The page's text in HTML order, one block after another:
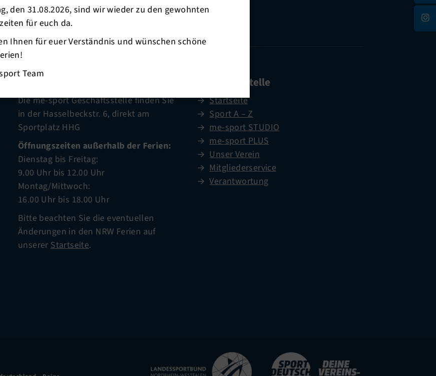
Die me-sport Geschäftsstelle finden Sie
in der Hasselbeckstr. 6, direkt am
Sportplatz HHG
Öffnungszeiten außerhalb der Ferien:
Dienstag bis Freitag:
9.00 Uhr bis 12.00 Uhr
Montag/Mittwoch:
16.00 Uhr bis 18.00 Uhr
Bitte beachten Sie die eventuellen
Änderungen in den NRW Ferien auf
unsererStartseite.
Geschäftsstelle
Startseite
Sport A – Z
me-sport STUDIO
me-sport PLUS
Unser Verein
Mitgliederservice
Verantwortung
den 31.08.2026, sind wir wieder zu den gewohnten
für euch da.
Ihnen für euer Verständnis und wünschen schöne
Team